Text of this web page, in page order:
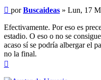
Mensaje
porBuscaideas » Lun, 17
Efectivamente. Por eso es
estadio. O eso o no se
acaso sí se podría albergar el
no la final.